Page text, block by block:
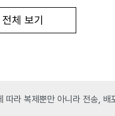
전체 보기
라 복제뿐만 아니라 전송,